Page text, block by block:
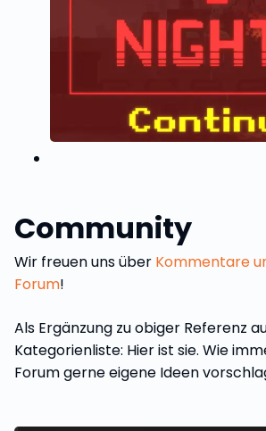
Community
Wir freuen uns über Kommentare
Forum!
Als Ergänzung zu obiger Referenz
Kategorienliste: Hier ist sie. Wie
Forum gerne eigene Ideen